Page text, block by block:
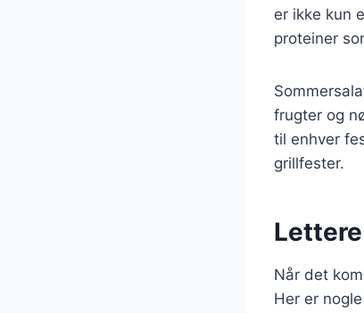
er ikke kun
proteiner
frugter og
til enhver
grillfester.
Når det
Her er